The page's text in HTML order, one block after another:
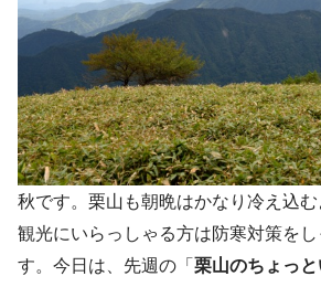
秋です。栗山も朝晩はかなり冷え込む
観光にいらっしゃる方は防寒対策をし
す。今日は、先週の「 栗山のちょっ